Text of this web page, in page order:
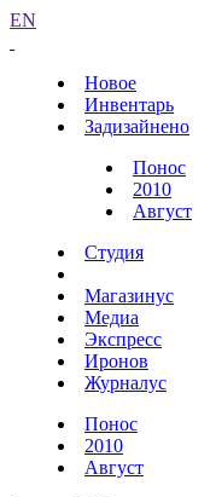
EN
Новое
Инвентарь
Задизайнено
Понос
2010
Август
Студия
Магазинус
Медиа
Экспресс
Иронов
Журналус
Понос
2010
Август